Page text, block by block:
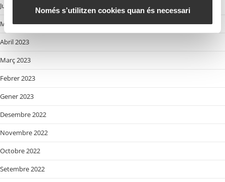
n
t
Només s’utilitzen cookies quan és necessari
Juny 2023
Maig 2023
Abril 2023
Març 2023
Febrer 2023
Gener 2023
Desembre 2022
Novembre 2022
Octobre 2022
Setembre 2022